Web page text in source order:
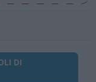
DI